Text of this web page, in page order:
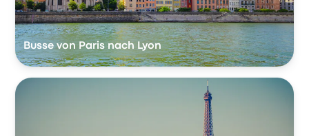
Busse von Paris nach Lyon